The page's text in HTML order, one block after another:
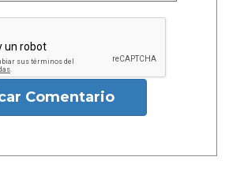
Comentario